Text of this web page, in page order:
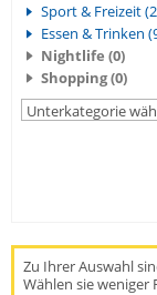
Sport & Freizeit
Essen & Trinken
Nightlife (0)
Shopping (0)
Zu Ihrer Auswahl
Wählen sie weniger